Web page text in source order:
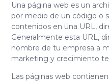
Una página web es un
por medio de un código o
contenidos en una URL,
Generalmente esta URL,
nombre de tu empresa a
marketing y crecimiento
Las páginas web